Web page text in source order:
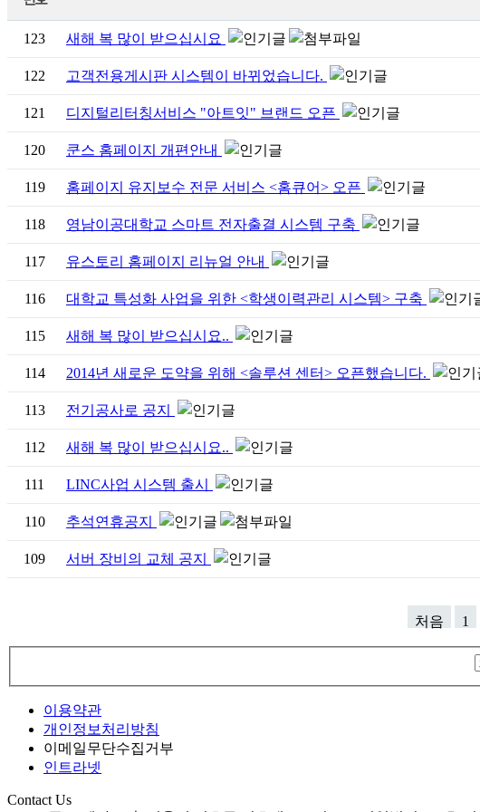
123 새해 복 많이 받으십시요
122 고객전용게시판 시스템이 바뀌었습니다.
121 디지털리터칭서비스 "아트잇" 브랜드 오픈
120 쿤스 홈페이지 개편안내
119 홈페이지 유지보수 전문 서비스 <홈큐어> 오픈
118 영남이공대학교 스마트 전자출결 시스템 구축
117 유스토리 홈페이지 리뉴얼 안내
116 대학교 특성화 사업을 위한 <학생이력관리 시스템> 구축
115 새해 복 많이 받으십시요..
114 2014년 새로운 도약을 위해 <솔루션 센터> 오픈했습니다.
113 전기공사로 공지
112 새해 복 많이 받으십시요..
111 LINC사업 시스템 출시
110 추석연휴공지
109 서버 장비의 교체 공지
처음 1
이용약관
개인정보처리방침
이메일무단수집거부
인트라넷
Contact Us